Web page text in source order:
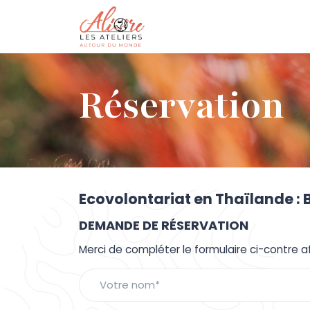
Réservation
Ecovolontariat en Thaïlande :
DEMANDE DE RÉSERVATION
Merci de compléter le formulaire ci-contre